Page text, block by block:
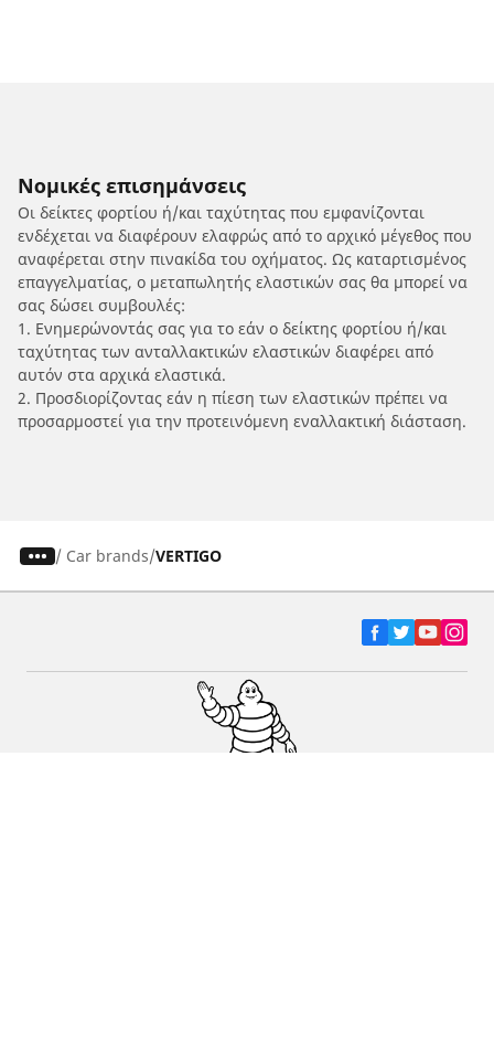
Νομικές επισημάνσεις
Οι δείκτες φορτίου ή/και ταχύτητας που εμφανίζονται
ενδέχεται να διαφέρουν ελαφρώς από το αρχικό μέγεθος που
αναφέρεται στην πινακίδα του οχήματος. Ως καταρτισμένος
επαγγελματίας, ο μεταπωλητής ελαστικών σας θα μπορεί να
σας δώσει συμβουλές:
1. Ενημερώνοντάς σας για το εάν ο δείκτης φορτίου ή/και
ταχύτητας των ανταλλακτικών ελαστικών διαφέρει από
αυτόν στα αρχικά ελαστικά.
2. Προσδιορίζοντας εάν η πίεση των ελαστικών πρέπει να
προσαρμοστεί για την προτεινόμενη εναλλακτική διάσταση.
/ Car brands VERTIGO